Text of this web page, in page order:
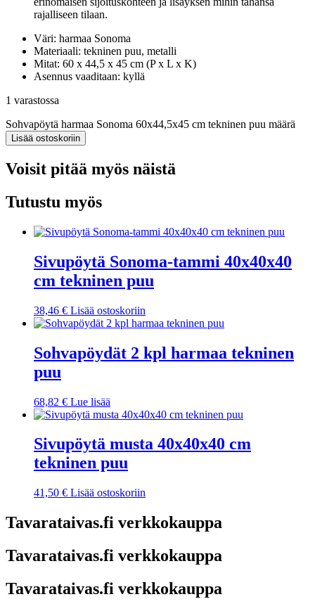
rajalliseen tilaan.
Väri: harmaa Sonoma
Materiaali: tekninen puu, metalli
Mitat: 60 x 44,5 x 45 cm (P x L x K)
Asennus vaaditaan: kyllä
1 varastossa
Sohvapöytä harmaa Sonoma 60x44,5x45 cm tekninen puu määrä
Lisää ostoskoriin
Voisit pitää myös näistä
Tutustu myös
Sivupöytä Sonoma-tammi 40x40x40
cm tekninen puu
38,46 € Lisää ostoskoriin
Sohvapöydät 2 kpl harmaa tekninen
puu
68,82 € Lue lisää
Sivupöytä musta 40x40x40 cm
tekninen puu
41,50 € Lisää ostoskoriin
Tavarataivas.fi verkkokauppa
Tavarataivas.fi verkkokauppa
Tavarataivas.fi verkkokauppa